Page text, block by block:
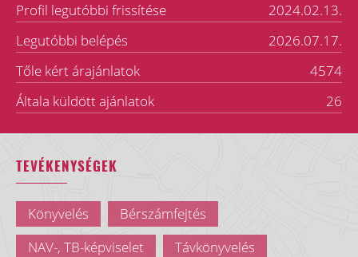
Profil legutóbbi frissítése
2024.02.13.
Legutóbbi belépés
2026.07.17.
Tőle kért árajánlatok
4574
Általa küldött ajánlatok
26
TEVÉKENYSÉGEK
Könyvelés
Bérszámfejtés
NAV-, TB-képviselet
Távkönyvelés